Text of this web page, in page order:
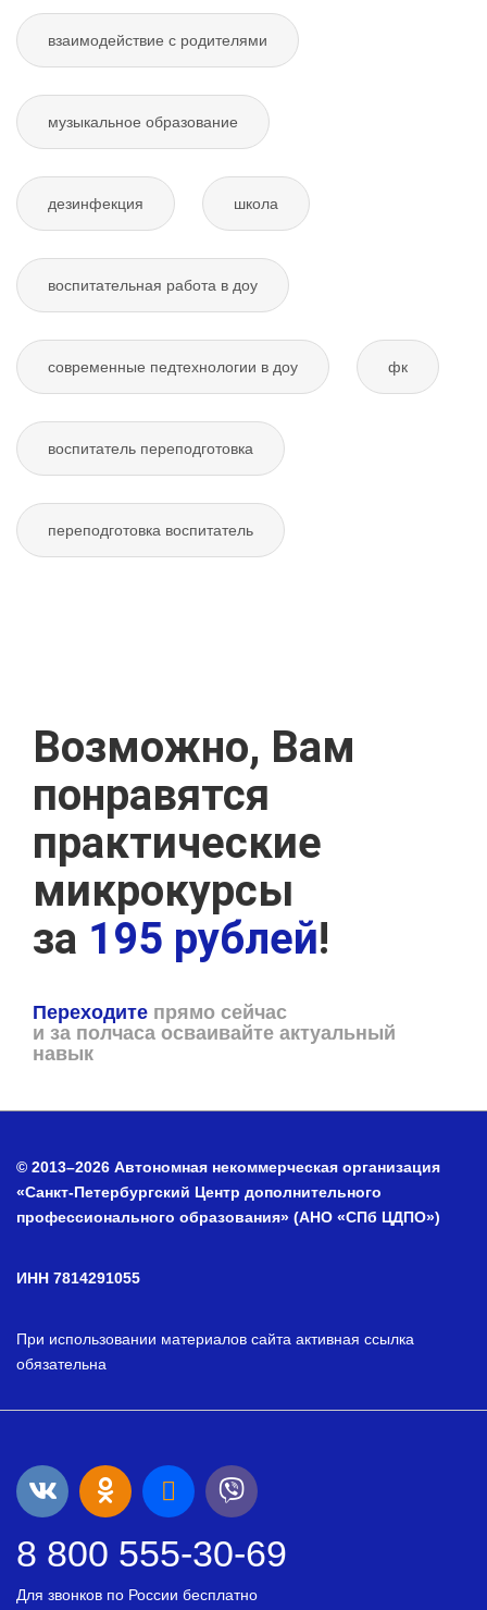
взаимодействие с родителями
музыкальное образование
дезинфекция школа
воспитательная работа в доу
современные педтехнологии в доу фк
воспитатель переподготовка
переподготовка воспитатель
Возможно, Вам
понравятся
практические
микрокурсы
за 195 рублей!
Переходите прямо сейчас
и за полчаса осваивайте актуальный
навык
© 2013–2026 Автономная некоммерческая организация
«Санкт-Петербургский Центр дополнительного
профессионального образования» (АНО «СПб ЦДПО»)
ИНН 7814291055
При использовании материалов сайта активная ссылка
обязательна
8 800 555-30-69
Для звонков по России бесплатно